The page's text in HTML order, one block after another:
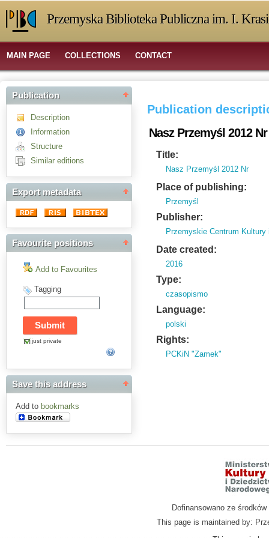
Przemyska Biblioteka Publiczna im. I.
MAIN PAGE COLLECTIONS CONTACT
Publication
Description
Information
Structure
Similar editions
Export metadata
Favourite positions
Add to Favourites
Tagging
just private
Save this address
Add to bookmarks
Publication
Nasz Przemyśl 2012 Nr
Title:
Nasz Przemyśl 2012 Nr
Place of publishing:
Przemyśl
Publisher:
Przemyskie Centrum
Date created:
2016
Type:
czasopismo
Language:
polski
Rights:
PCKiN "Zamek"
Dofinansowano ze
This page is maintained by: